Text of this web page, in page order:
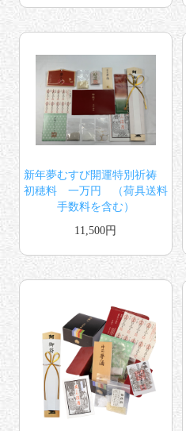
新年夢むすび開運特別祈祷
初穂料 一万円 （荷具送料
手数料を含む）
11,500円